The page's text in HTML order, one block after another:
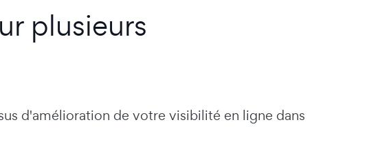
plusieurs
d'amélioration de votre visibilité en ligne dans